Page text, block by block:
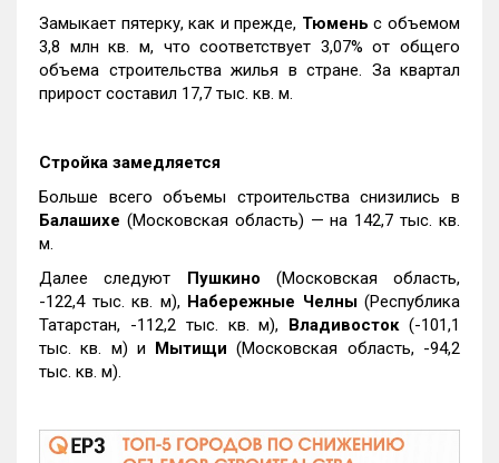
Замыкает пятерку, как и прежде, Тюмень с объемом
3,8 млн кв. м, что соответствует 3,07% от общего
объема строительства жилья в стране. За квартал
прирост составил 17,7 тыс. кв. м.
Стройка замедляется
Больше всего объемы строительства снизились в
Балашихе (Московская область) — на 142,7 тыс. кв.
м.
Далее следуют Пушкино (Московская область,
-122,4 тыс. кв. м), Набережные Челны(Республика
Татарстан, -112,2 тыс. кв. м), Владивосток(-101,1
тыс. кв. м) и Мытищи (Московская область, -94,2
тыс. кв. м).